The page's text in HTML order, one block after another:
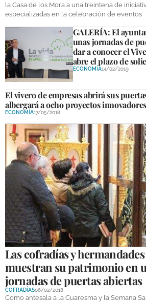
COMPETICIONES
DEPORTE BASE
OPINIÓN
VENTANA CIUDADANA
CÓRDOBA
SUBBÉTICA HOY
SALUD
OBRAS
NECROLÓGICAS
GALERÍAS
la Casa de los Mora a una treintena de
especializadas en la celebración de eventos
GALERÍA: El
unas jornadas de
dar a conocer el
abre el plazo de
ECONOMÍA14/02/2019
El vivero de empresas abrirá sus
albergará a ocho proyectos innovadores
ECONOMÍA17/05/2018
Las cofradías y
muestran su patrimonio en
jornadas de puertas abiertas
COFRADÍAS06/02/2018
​Como antesala a la Cuaresma y la Semana